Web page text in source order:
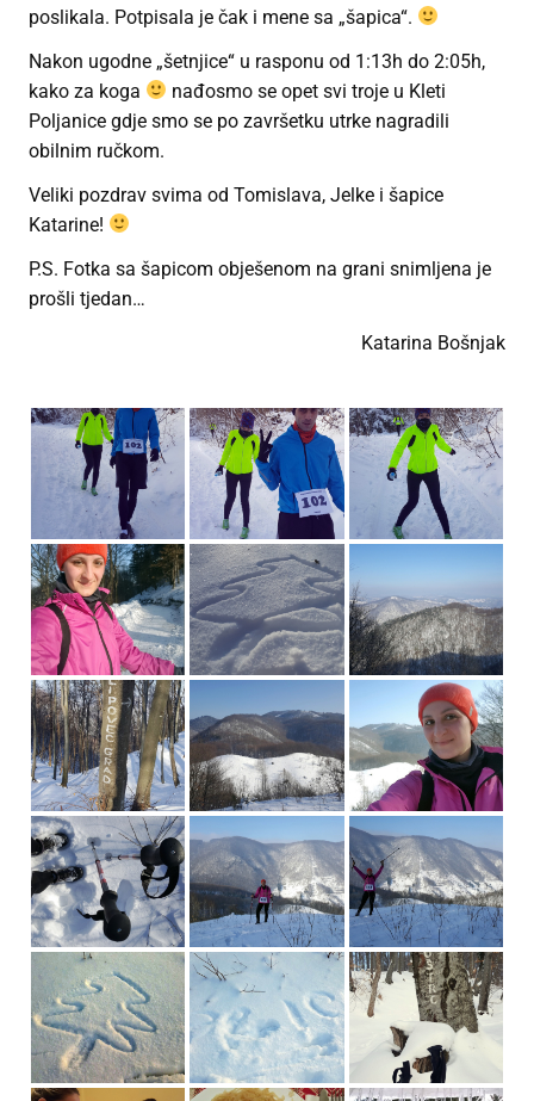
poslikala. Potpisala je čak i mene sa „šapica“.
Nakon ugodne „šetnjice“ u rasponu od 1:13h do 2:05h,
kako za koga
nađosmo se opet svi troje u Kleti
Poljanice gdje smo se po završetku utrke nagradili
obilnim ručkom.
Veliki pozdrav svima od Tomislava, Jelke i šapice
Katarine!
P.S. Fotka sa šapicom obješenom na grani snimljena je
prošli tjedan…
Katarina Bošnjak